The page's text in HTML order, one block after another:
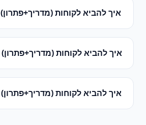
איך להביא לקוחות (מדריך+פתרון)
איך להביא לקוחות (מדריך+פתרון)
איך להביא לקוחות (מדריך+פתרון)